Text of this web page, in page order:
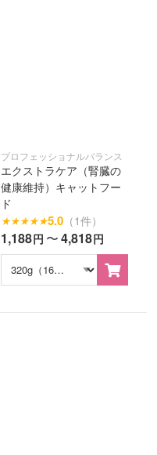
プロフェッショナルバランス
エクストラケア（腎臓の
健康維持）キャットフー
ド
★★★★★5.0（1件）
1,188円 〜4,818円